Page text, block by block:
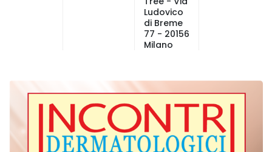
Ludovico
di Breme
77 - 20156
Milano